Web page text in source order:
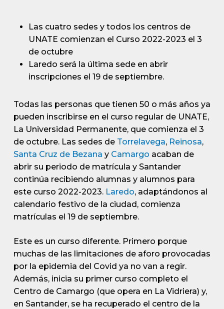
Las cuatro sedes y todos los centros de
UNATE comienzan el Curso 2022-2023 el 3
de octubre
Laredo será la última sede en abrir
inscripciones el 19 de septiembre.
Todas las personas que tienen 50 o más años ya
pueden inscribirse en el curso regular de UNATE,
La Universidad Permanente, que comienza el 3
de octubre. Las sedes de Torrelavega, Reinosa,
Santa Cruz de Bezana y Camargo acaban de
abrir su periodo de matrícula y Santander
continúa recibiendo alumnas y alumnos para
este curso 2022-2023. Laredo, adaptándonos al
calendario festivo de la ciudad, comienza
matrículas el 19 de septiembre.
Este es un curso diferente. Primero porque
muchas de las limitaciones de aforo provocadas
por la epidemia del Covid ya no van a regir.
Además, inicia su primer curso completo el
Centro de Camargo (que opera en La Vidriera) y,
en Santander, se ha recuperado el centro de la